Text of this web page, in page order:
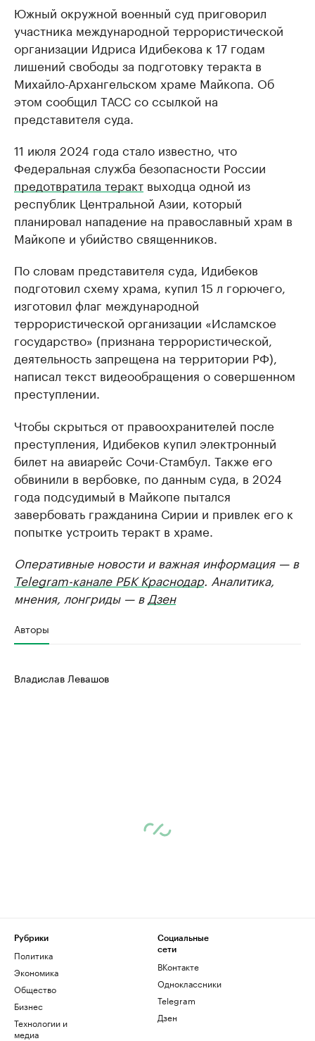
Южный окружной военный суд приговорил
участника международной террористической
организации Идриса Идибекова к 17 годам
лишений свободы за подготовку теракта в
Михайло-Архангельском храме Майкопа. Об
этом сообщил ТАСС со ссылкой на
представителя суда.
11 июля 2024 года стало известно, что
Федеральная служба безопасности России
предотвратила теракт выходца одной из
республик Центральной Азии, который
планировал нападение на православный храм в
Майкопе и убийство священников.
По словам представителя суда, Идибеков
подготовил схему храма, купил 15 л горючего,
изготовил флаг международной
террористической организации «Исламское
государство» (признана террористической,
деятельность запрещена на территории РФ),
написал текст видеообращения о совершенном
преступлении.
Чтобы скрыться от правоохранителей после
преступления, Идибеков купил электронный
билет на авиарейс Сочи-Стамбул. Также его
обвинили в вербовке, по данным суда, в 2024
года подсудимый в Майкопе пытался
завербовать гражданина Сирии и привлек его к
попытке устроить теракт в храме.
Оперативные новости и важная информация — в
Telegram-канале РБК Краснодар. Аналитика,
мнения, лонгриды — в Дзен
Авторы
Владислав Левашов
Рубрики
Политика
Экономика
Общество
Бизнес
Технологии и
медиа
Социальные
сети
ВКонтакте
Одноклассники
Telegram
Дзен